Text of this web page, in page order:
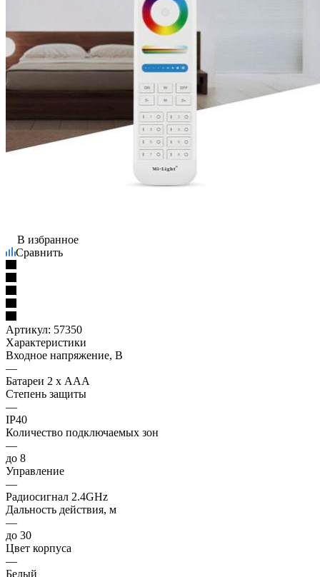
В избранное
Сравнить
Артикул: 57350
Характеристики
Входное напряжение, В
—
Батареи 2 х ААА
Степень защиты
—
IP40
Количество подключаемых зон
—
до 8
Управление
—
Радиосигнал 2.4GHz
Дальность действия, м
—
до 30
Цвет корпуса
—
Белый